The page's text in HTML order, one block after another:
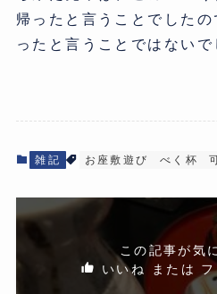
帰ったと言うことでした
ったと言うことではないで
雑記 お座敷遊び べく杯
この記事が気
いいね または